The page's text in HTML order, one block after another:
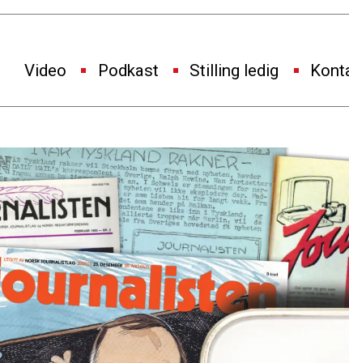
Video Podkast Stilling ledig